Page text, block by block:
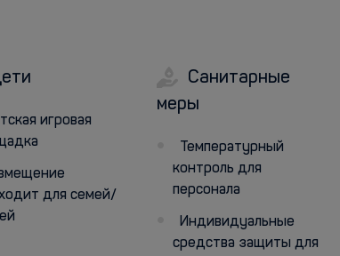
игровая
для семей/
Санитарные
меры
Температурный
контроль для
персонала
Индивидуальные
средства защиты для